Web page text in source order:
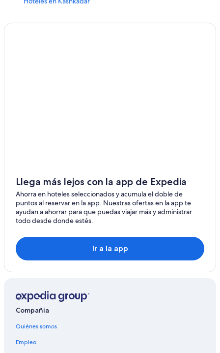
Llega más lejos con la app de Expedia
Ahorra en hoteles seleccionados y acumula el doble de
puntos al reservar en la app. Nuestras ofertas en la app te
ayudan a ahorrar para que puedas viajar más y administrar
todo desde donde estés.
Ir a la app
Compañía
Quiénes somos
Empleo